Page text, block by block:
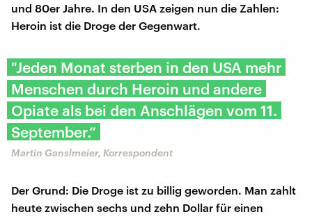
und 80er Jahre. In den USA zeigen nun die Zahlen:
Heroin ist die Droge der Gegenwart.
"Jeden Monat sterben in den USA mehr
Menschen durch Heroin und andere
Opiate als bei den Anschlägen vom 11.
September.“
Martin Ganslmeier, Korrespondent
Der Grund: Die Droge ist zu billig geworden. Man zahlt
heute zwischen sechs und zehn Dollar für einen